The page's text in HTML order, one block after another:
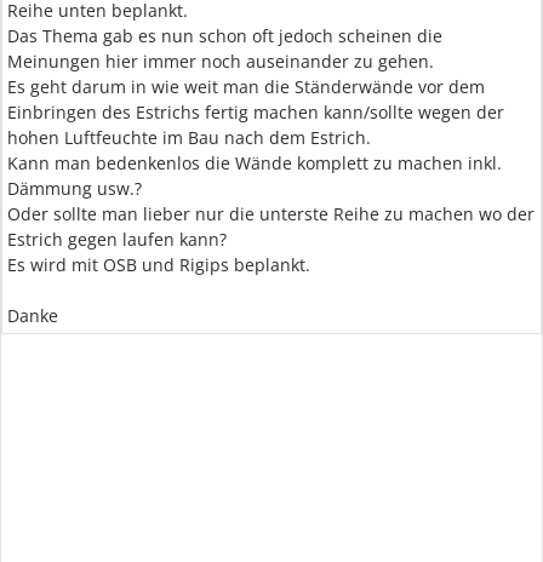
Reihe unten beplankt.
Das Thema gab es nun schon oft jedoch scheinen die
Meinungen hier immer noch auseinander zu gehen.
Es geht darum in wie weit man die Ständerwände vor dem
Einbringen des Estrichs fertig machen kann/sollte wegen der
hohen Luftfeuchte im Bau nach dem Estrich.
Kann man bedenkenlos die Wände komplett zu machen inkl.
Dämmung usw.?
Oder sollte man lieber nur die unterste Reihe zu machen wo der
Estrich gegen laufen kann?
Es wird mit OSB und Rigips beplankt.
Danke